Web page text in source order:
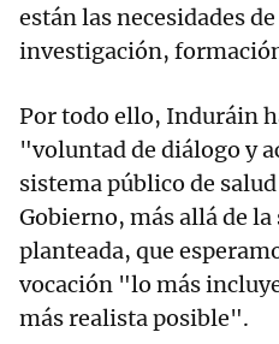
están las necesidades
investigación,
Por todo ello, Induráin
"voluntad de diálogo y
sistema público de
Gobierno, más allá de
planteada, que
vocación "lo más
más realista posible".